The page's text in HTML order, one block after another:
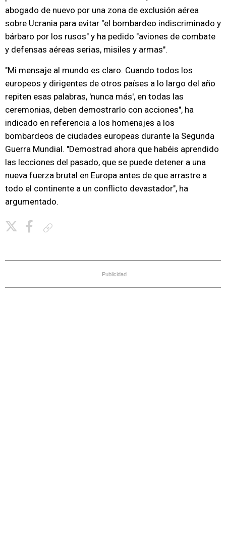
abogado de nuevo por una zona de exclusión aérea
sobre Ucrania para evitar "el bombardeo indiscriminado y
bárbaro por los rusos" y ha pedido "aviones de combate
y defensas aéreas serias, misiles y armas".
"Mi mensaje al mundo es claro. Cuando todos los
europeos y dirigentes de otros países a lo largo del año
repiten esas palabras, 'nunca más', en todas las
ceremonias, deben demostrarlo con acciones", ha
indicado en referencia a los homenajes a los
bombardeos de ciudades europeas durante la Segunda
Guerra Mundial. "Demostrad ahora que habéis aprendido
las lecciones del pasado, que se puede detener a una
nueva fuerza brutal en Europa antes de que arrastre a
todo el continente a un conflicto devastador", ha
argumentado.
Publicidad